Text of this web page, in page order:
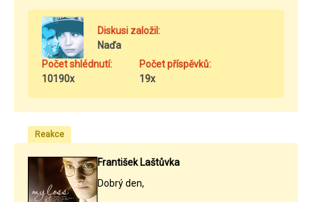
Diskusi založil:
Naďa
Počet shlédnutí:
10190x
Počet příspěvků:
19x
Reakce
František Laštůvka
Dobrý den,